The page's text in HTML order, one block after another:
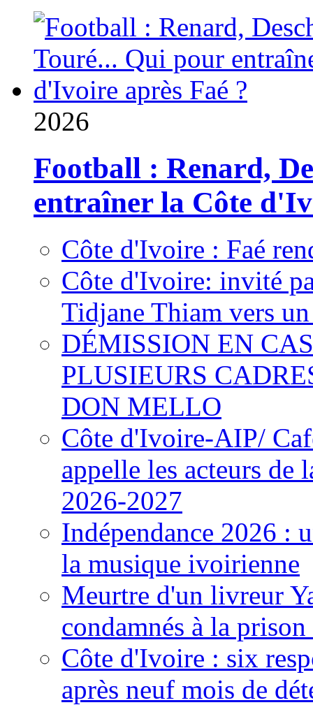
2026
Football : Renard,
entraîner la Côte
Côte d'Ivoire : Faé
Côte d'Ivoire: invité
Tidjane Thiam vers
DÉMISSION EN
PLUSIEURS
DON MELLO
Côte d'Ivoire-AIP/
appelle les acteurs de
2026-2027
Indépendance 2026 :
la musique ivoirienne
Meurtre d'un livreur
condamnés à la
Côte d'Ivoire : six
après neuf mois de